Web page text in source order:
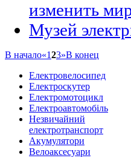
изменить
Музей
В начало«123»В конец
Eлектровелосипед
Eлектроскутер
Електромотоцикл
Електроавтомобіль
Незвичайний
електротранспорт
Акумулятори
Велоаксеcуари